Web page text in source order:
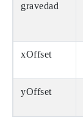
gravedad
xOffset
yOffset